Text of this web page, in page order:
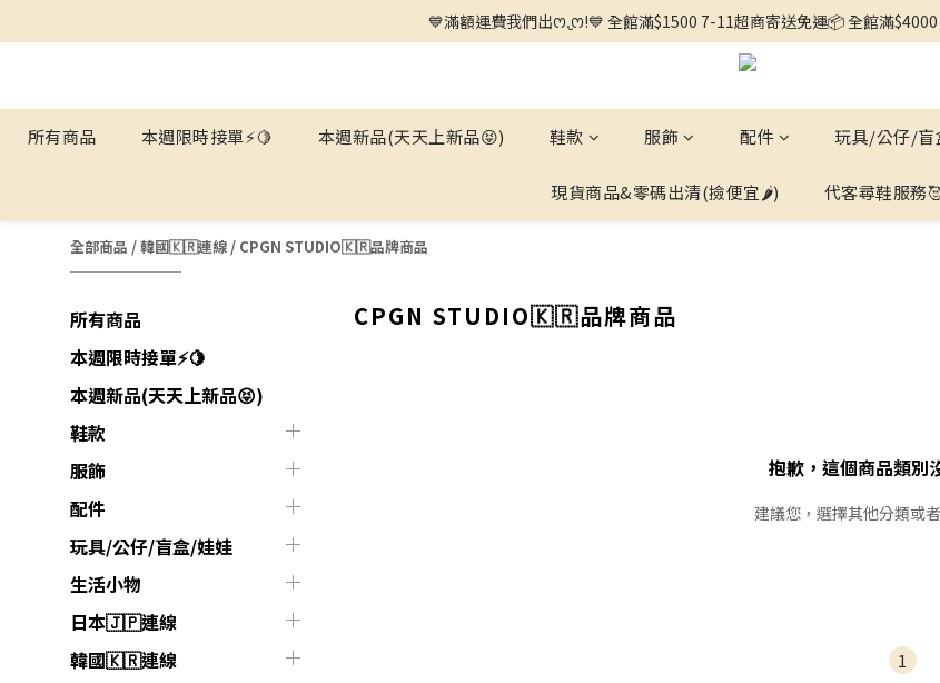
🌼徵求客人中🌼 ◕ᴗ<.ᐟ 更多新品歡迎追蹤官方
💙滿額運費我們出ꯁ.̮ꯁ!💙 全館滿$1500 7-11超商寄送免運📦 全館滿
🌼徵求客人中🌼 ◕ᴗ<.ᐟ 更多新品歡迎追蹤官方
所有商品 本週限時接單⚡️🍋 本週新品(天天上新品😝) 鞋款 服飾 配件 玩具/公仔/盲
現貨商品&零碼出清(撿便宜🌶️) 代客尋鞋服務
全部商品 /韓國🇰🇷連線 / CPGN STUDIO🇰🇷品牌商品
所有商品
本週限時接單⚡️🍋
本週新品(天天上新品😝)
鞋款
服飾
配件
玩具/公仔/盲盒/娃娃
生活小物
日本🇯🇵連線
韓國🇰🇷連線
CPGN STUDIO🇰🇷品牌商品
抱歉，這個商品類別
建議您，選擇其他分類或
1